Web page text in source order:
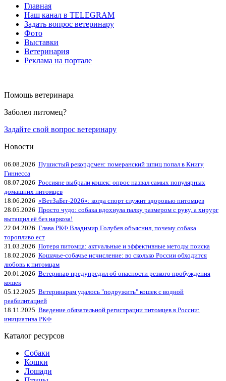
Главная
Наш канал в TELEGRAM
Задать вопрос ветеринару
Фото
Выставки
Ветеринария
Реклама на портале
Помощь ветеринара
Заболел питомец?
Задайте свой вопрос ветеринару
Новости
06.08.2026 Пушистый рекордсмен: померанский шпиц попал в Книгу
Гиннесса
08.07.2026 Россияне выбрали кошек: опрос назвал самых популярных
домашних питомцев
18.06.2026 «ВетЗаБег‑2026»: когда спорт служит здоровью питомцев
28.05.2026 Просто чудо: собака вдохнула палку размером с руку, а хирург
вытащил её без наркоза!
22.04.2026 Глава РКФ Владимир Голубев объяснил, почему собака
торопливо ест
31.03.2026 Потеря питомца: актуальные и эффективные методы поиска
18.02.2026 Кошачье-собачье исчисление: во сколько России обходится
любовь к питомцам
20.01.2026 Ветеринар предупредил об опасности резкого пробуждения
кошек
05.12.2025 Ветеринарам удалось "подружить" кошек с водной
реабилитацией
18.11.2025 Введение обязательной регистрации питомцев в России:
инициатива РКФ
Каталог ресурсов
Собаки
Кошки
Лошади